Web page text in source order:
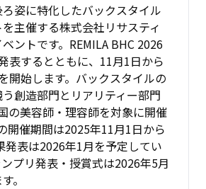
姿に特化したバックスタイル
主催する株式会社リサスティ
ントです。REMILA BHC 2026
表するとともに、11月1日から
開始します。バックスタイルの
創造部門とリアリティー部門
の美容師・理容師を対象に開催
開催期間は2025年11月1日から
発表は2026年1月を予定してい
プリ発表・授賞式は2026年5月
。